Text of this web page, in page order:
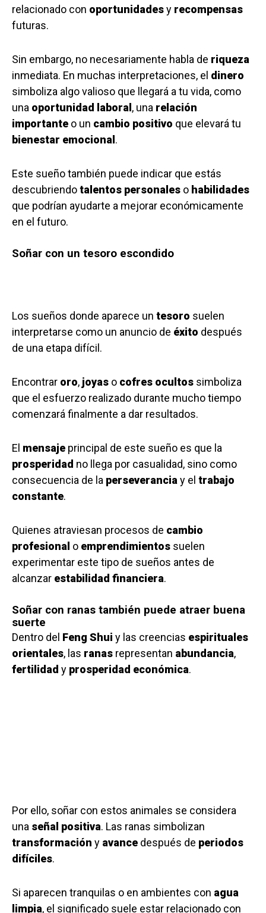
relacionado con oportunidadesy recompensas
futuras.
Sin embargo, no necesariamente habla de riqueza
inmediata. En muchas interpretaciones, el dinero
simboliza algo valioso que llegará a tu vida, como
una oportunidad laboral , una relación
importante o un cambio positivo que elevará tu
bienestar emocional .
Este sueño también puede indicar que estás
descubriendotalentos personales o habilidades
que podrían ayudarte a mejorar económicamente
en el futuro.
Soñar con un tesoro escondido
Los sueños donde aparece un tesoro suelen
interpretarse como un anuncio de éxito después
de una etapa difícil.
Encontrar oro, joyas o cofres ocultos simboliza
que el esfuerzo realizado durante mucho tiempo
comenzará finalmente a dar resultados.
El mensaje principal de este sueño es que la
prosperidad no llega por casualidad, sino como
consecuencia de la perseveranciay el trabajo
constante.
Quienes atraviesan procesos de cambio
profesional o emprendimientos suelen
experimentar este tipo de sueños antes de
alcanzar estabilidad financiera.
Soñar con ranas también puede atraer buena
suerte
Dentro del Feng Shui y las creencias espirituales
orientales, las ranas representan abundancia,
fertilidad y prosperidad económica.
Por ello, soñar con estos animales se considera
una señal positiva. Las ranas simbolizan
transformación y avance después de periodos
difíciles.
Si aparecen tranquilas o en ambientes con agua
limpia, el significado suele estar relacionado con